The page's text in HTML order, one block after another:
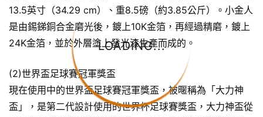
LOADING...
13.5英寸（34.29 cm）、重8.5磅（約3.85公斤）。小金人
是由錫銻銅合金磨光後，鍍上10K金箔，再經過精磨，鍍上
24K金箔，並於外層塗上發光漆生產而成的。
(2)世界盃足球賽冠軍獎盃
現在使用中的世界盃足球賽冠軍獎盃，被暱稱為「大力神
盃」，是第二代設計使用的世界杯足球賽獎盃，大力神盃從